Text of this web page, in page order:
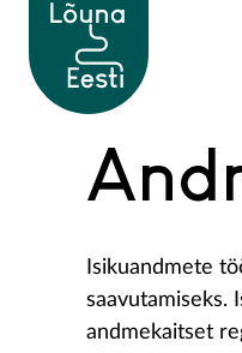
Isikuandmete
saavutamiseks.
andmekaitset